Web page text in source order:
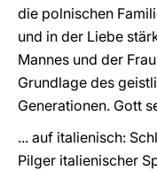
die polnischen
und in der Liebe
Mannes und der
Grundlage des
Generationen. Gott
... auf italienisch:
Pilger italienischer